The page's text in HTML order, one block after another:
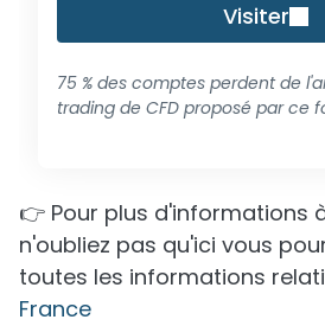
Visiter
75 % des comptes perdent de
trading de CFD proposé par ce
👉 Pour plus d'informations
n'oubliez pas qu'ici vous
toutes les informations
France